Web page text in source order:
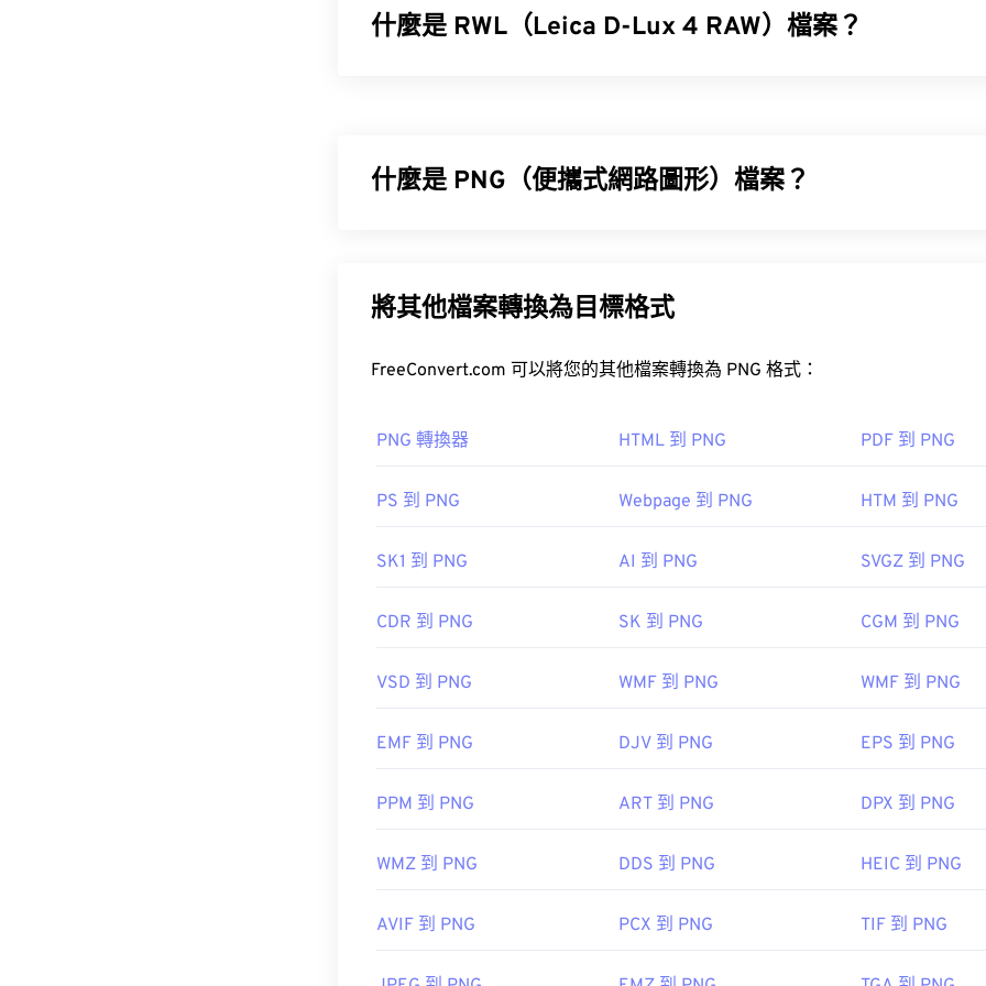
什麼是 RWL（Leica D-Lux 4 RAW）檔案？
Darkroom和Zoner Photo Studio。
Adobe Photoshop Camera Raw
Manager
初始發布：
什麼是 PNG（便攜式網路圖形）檔案？
援具有更好透明度的動畫（試試我們的GIF 轉 APNG
檔案類型略大，因此在將其新增至網頁時請務必小心。
開發者：
實用連結：
相關 PNG 工具：
將其他檔案轉換為目標格式
FreeConvert.com 可以將您的其他檔案轉換為 PNG 格式：
PNG 轉換器 HTML 到 PNG PDF 到 PNG
PS 到 PNG Webpage 到 PNG HTM 到 PNG
SK1 到 PNG AI 到 PNG SVGZ 到 PNG
CDR 到 PNG SK 到 PNG CGM 到 PNG
VSD 到 PNG WMF 到 PNG WMF 到 PNG
EMF 到 PNG DJV 到 PNG EPS 到 PNG
PPM 到 PNG ART 到 PNG DPX 到 PNG
WMZ 到 PNG DDS 到 PNG HEIC 到 PNG
AVIF 到 PNG PCX 到 PNG TIF 到 PNG